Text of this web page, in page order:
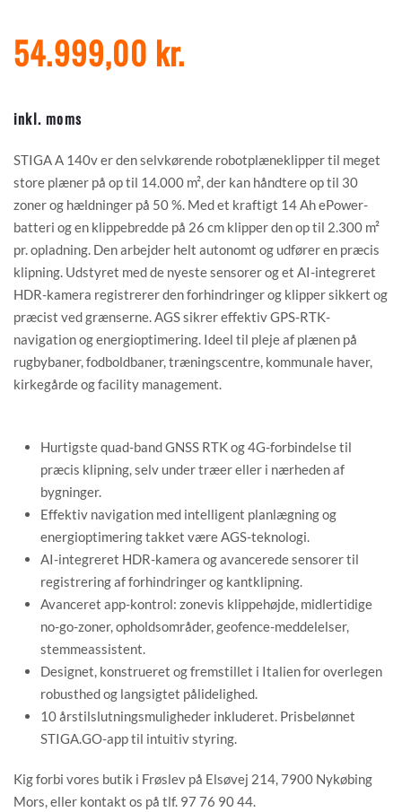
54.999,00 kr.
inkl. moms
STIGA A 140v er den selvkørende robotplæneklipper til meget
store plæner på op til 14.000 m², der kan håndtere op til 30
zoner og hældninger på 50 %. Med et kraftigt 14 Ah ePower-
batteri og en klippebredde på 26 cm klipper den op til 2.300 m²
pr. opladning. Den arbejder helt autonomt og udfører en præcis
klipning. Udstyret med de nyeste sensorer og et AI-integreret
HDR-kamera registrerer den forhindringer og klipper sikkert og
præcist ved grænserne. AGS sikrer effektiv GPS-RTK-
navigation og energioptimering. Ideel til pleje af plænen på
rugbybaner, fodboldbaner, træningscentre, kommunale haver,
kirkegårde og facility management.
Hurtigste quad-band GNSS RTK og 4G-forbindelse til
præcis klipning, selv under træer eller i nærheden af
bygninger.
Effektiv navigation med intelligent planlægning og
energioptimering takket være AGS-teknologi.
AI-integreret HDR-kamera og avancerede sensorer til
registrering af forhindringer og kantklipning.
Avanceret app-kontrol: zonevis klippehøjde, midlertidige
no-go-zoner, opholdsområder, geofence-meddelelser,
stemmeassistent.
Designet, konstrueret og fremstillet i Italien for overlegen
robusthed og langsigtet pålidelighed.
10 årstilslutningsmuligheder inkluderet. Prisbelønnet
STIGA.GO-app til intuitiv styring.
Kig forbi vores butik i Frøslev på Elsøvej 214, 7900 Nykøbing
Mors, eller kontakt os på tlf. 97 76 90 44.